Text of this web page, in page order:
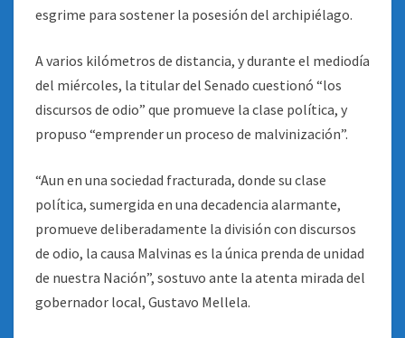
esgrime para sostener la posesión del archipiélago.
A varios kilómetros de distancia, y durante el mediodía
del miércoles, la titular del Senado cuestionó “los
discursos de odio” que promueve la clase política, y
propuso “emprender un proceso de malvinización”.
“Aun en una sociedad fracturada, donde su clase
política, sumergida en una decadencia alarmante,
promueve deliberadamente la división con discursos
de odio, la causa Malvinas es la única prenda de unidad
de nuestra Nación”, sostuvo ante la atenta mirada del
gobernador local, Gustavo Mellela.